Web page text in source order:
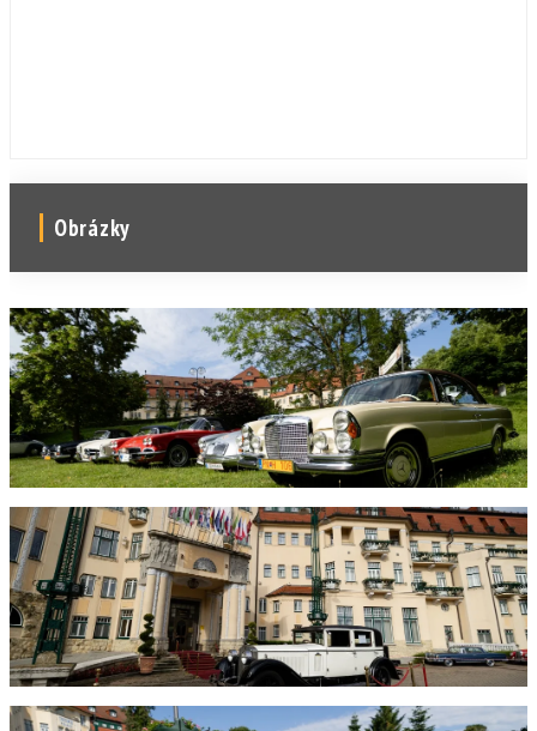
Obrázky